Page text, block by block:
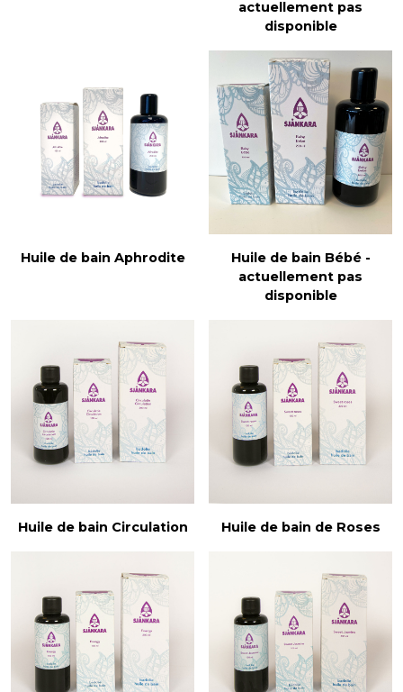
actuellement pas
disponible
Huile de bain Aphrodite
Huile de bain Bébé -
actuellement pas
disponible
Huile de bain Circulation Huile de bain de Roses